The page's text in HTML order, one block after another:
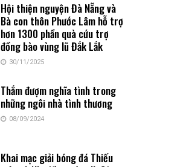
Hội thiện nguyện Đà Nẵng và
Bà con thôn Phước Lâm hỗ trợ
hơn 1300 phần quà cứu trợ
đồng bào vùng lũ Đắk Lắk
30/11/2025
Thắm đượm nghĩa tình trong
những ngôi nhà tình thương
08/09/2024
Khai mạc giải bóng đá Thiếu